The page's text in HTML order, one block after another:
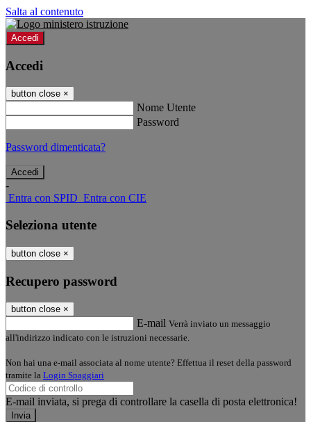
Salta al contenuto
Accedi
Accedi
button close ×
Nome Utente
Password
Password dimenticata?
-
Entra con SPID Entra con CIE
Seleziona utente
button close ×
Recupero password
button close ×
E-mail Verrà inviato un messaggio
all'indirizzo indicato con le istruzioni necessarie.
Non hai una e-mail associata al nome utente? Effettua il reset della password
tramite la Login Spaggiari
E-mail inviata, si prega di controllare la casella di posta elettronica!